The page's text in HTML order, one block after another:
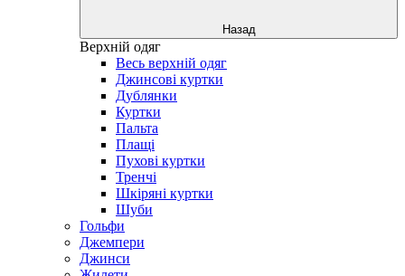
Назад
Верхній одяг
Весь верхній одяг
Джинсові куртки
Дублянки
Куртки
Пальта
Плащі
Пухові куртки
Тренчі
Шкіряні куртки
Шуби
Гольфи
Джемпери
Джинси